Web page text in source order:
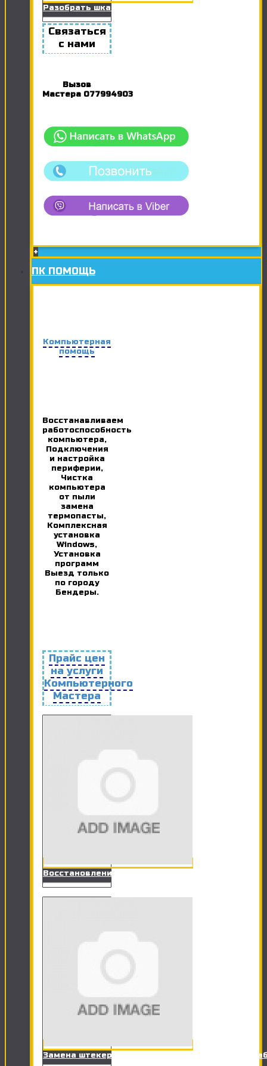
Разобрать шкаф
Связаться
с нами
Вызов
Мастера 077994903
+
ПК ПОМОЩЬ
Компьютерная
помощь
Восстанавливаем
работоспособность
компьютера,
Подключения
и настройка
периферии,
Чистка
компьютера
от пыли
замена
термопасты,
Комплексная
установка
Windows,
Установка
программ
Выезд только
по городу
Бендеры.
Прайс цен
на услуги
Компьютерного
Мастера
Восстановления данных (Флешки, HDD)
Замена штекера RJ-11 на разъем телефонного